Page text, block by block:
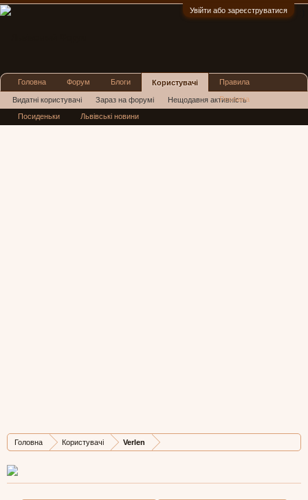
Увійти або зареєструватися
Головна Користувачі Verlen
Дописів
1
Карма
0
Бали
1
Головна Форум Блоги Користувачі
Видатні користувачі Зараз на форумі Нещодавня активність
Нові повідомлення профілю
Правила
Реклама
Посиденьки Львівські новини